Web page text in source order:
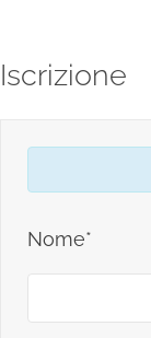
Iscrizione
Nome*